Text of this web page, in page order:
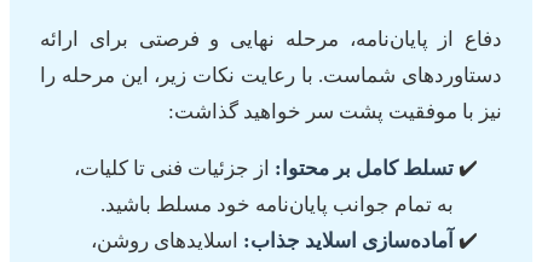
دفاع از پایان‌نامه، مرحله نهایی و فرصتی برای ارائه
دستاوردهای شماست. با رعایت نکات زیر، این مرحله را
نیز با موفقیت پشت سر خواهید گذاشت:
تسلط کامل بر محتوا: از جزئیات فنی تا کلیات،
به تمام جوانب پایان‌نامه خود مسلط باشید.
آماده‌سازی اسلاید جذاب: اسلایدهای روشن،